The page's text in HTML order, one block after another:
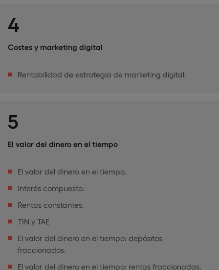
4
Costes y marketing digital
Rentabilidad de estrategia de marketing digital.
5
El valor del dinero en el tiempo
El valor del dinero en el tiempo.
Interés compuesto.
Rentas constantes.
TIN y TAE
El valor del dinero en el tiempo: depósitos
fraccionados.
El valor del dinero en el tiempo: rentas fraccionadas.